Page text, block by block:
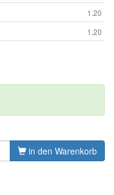
1.20
1.20
in den Warenkorb